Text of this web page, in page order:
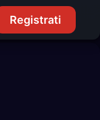
Registrati